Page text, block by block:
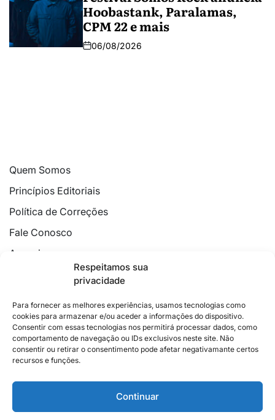
Respeitamos sua
privacidade
Para fornecer as melhores experiências, usamos tecnologias como
cookies para armazenar e/ou aceder a informações do dispositivo.
Consentir com essas tecnologias nos permitirá processar dados, como
comportamento de navegação ou IDs exclusivos neste site. Não
consentir ou retirar o consentimento pode afetar negativamante certos
recursos e funções.
Continuar
Hoobastank, Paralamas,
CPM 22 e mais
06/08/2026
Quem Somos
Princípios Editoriais
Política de Correções
Fale Conosco
Anuncie
Política de Cookies
2026 © Feito com
no Espírito Santo.
PoderEditorialCidades
EconomiaPesquisas